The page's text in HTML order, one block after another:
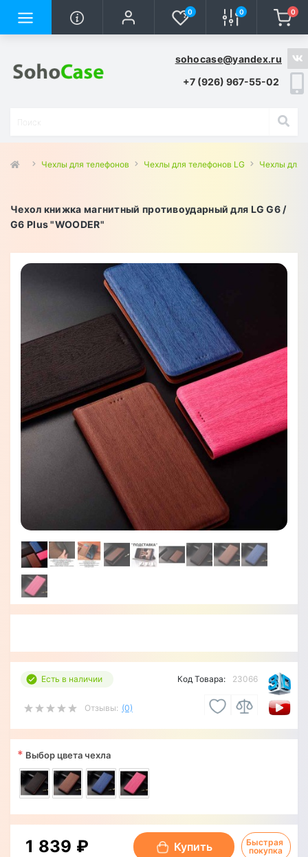
0 0 0
sohocase@yandex.ru
+7 (926) 967-55-02
Чехлы для телефонов Чехлы для телефонов LG Чехлы для
Чехол книжка магнитный противоударный для LG G6 /
G6 Plus "WOODER"
Есть в наличии
Отзывы: (0)
Код Товара: 23066
* Выбор цвета чехла
1 839 ₽ Купить
Быстрая
покупка